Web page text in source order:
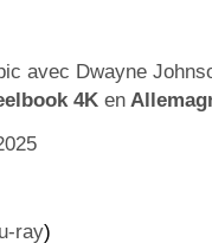
avec Dwayne
4K en
ray)